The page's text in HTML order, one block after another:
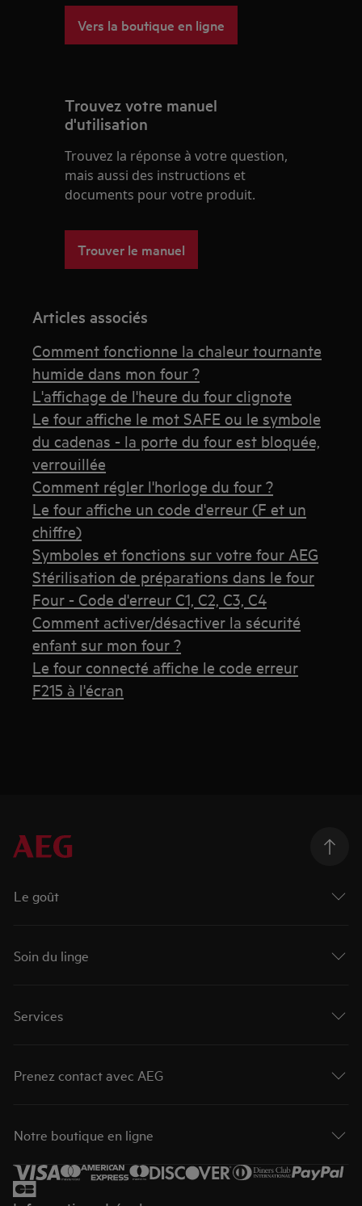
Vers la boutique en ligne
Trouvez votre manuel
d'utilisation
Trouvez la réponse à votre question,
mais aussi des instructions et
documents pour votre produit.
Trouver le manuel
Articles associés
Comment fonctionne la chaleur tournante
humide dans mon four ?
L'affichage de l'heure du four clignote
Le four affiche le mot SAFE ou le symbole
du cadenas - la porte du four est bloquée,
verrouillée
Comment régler l'horloge du four ?
Le four affiche un code d'erreur (F et un
chiffre)
Symboles et fonctions sur votre four AEG
Stérilisation de préparations dans le four
Four - Code d'erreur C1, C2, C3, C4
Comment activer/désactiver la sécurité
enfant sur mon four ?
Le four connecté affiche le code erreur
F215 à l'écran
Le goût
Soin du linge
Services
Prenez contact avec AEG
Notre boutique en ligne